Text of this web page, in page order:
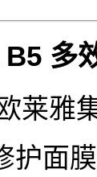
多
莱雅
护面